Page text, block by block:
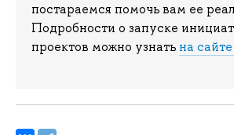
постараемся помочь вам ее
Подробности о запуске
проектов можно узнать на